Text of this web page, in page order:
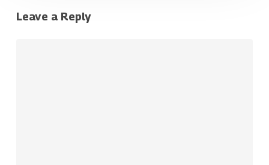
Leave a Reply